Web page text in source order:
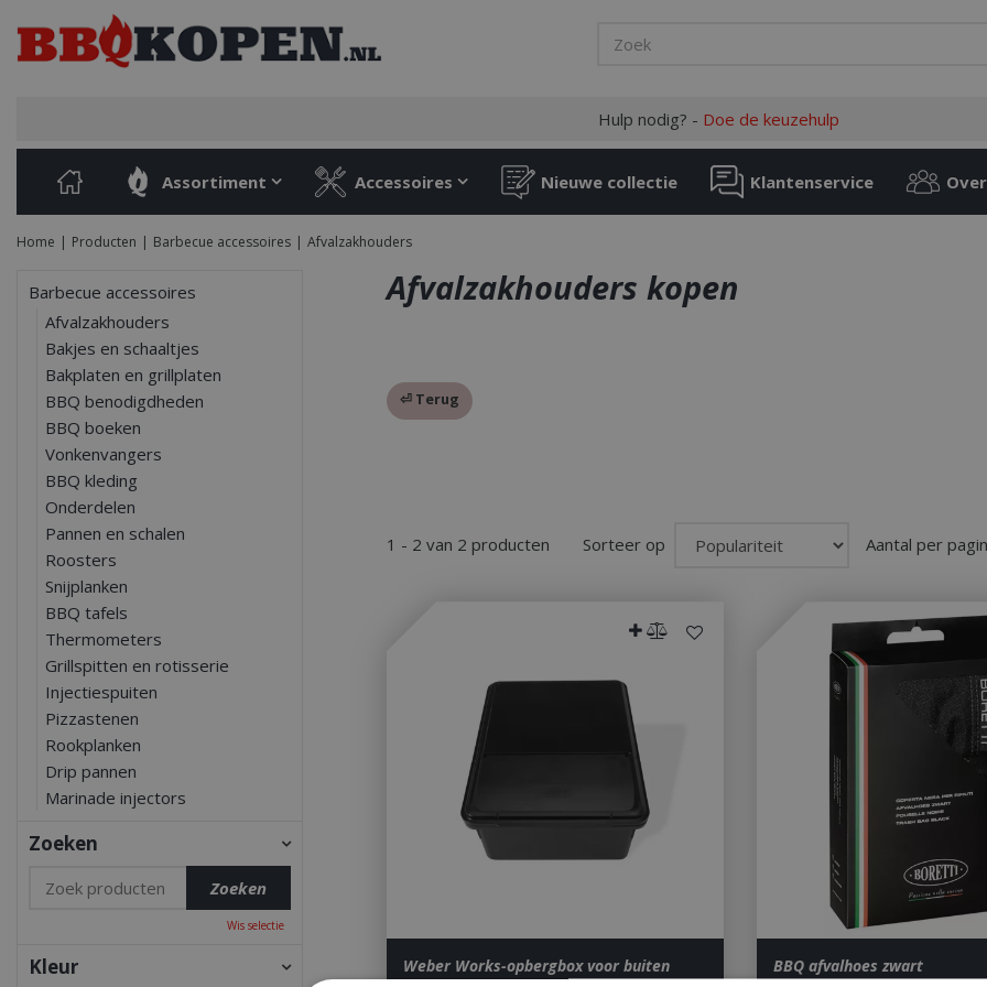
naar
content
Home Producten Barbecue accessoires Afvalzakhouders
Hulp nodig? - Doe de keuzehulp
Assortiment Accessoires Nieuwe collectie Klantenservice
Afvalzakhouders kopen
⏎ Terug
1 - 2 van 2 producten Aantal per
Sorteer op
Weber Works-opbergbox voor buiten BBQ afvalhoes zwart
Barbecue accessoires
Afvalzakhouders
Bakjes en schaaltjes
Bakplaten en grillplaten
BBQ benodigdheden
BBQ boeken
Vonkenvangers
BBQ kleding
Onderdelen
Pannen en schalen
Roosters
Snijplanken
BBQ tafels
Thermometers
Grillspitten en rotisserie
Injectiespuiten
Pizzastenen
Rookplanken
Drip pannen
Marinade injectors
Zoeken
Wis selectie
Kleur